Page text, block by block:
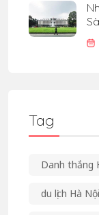
Tag
Danh thắng
du lịch Hà Nội